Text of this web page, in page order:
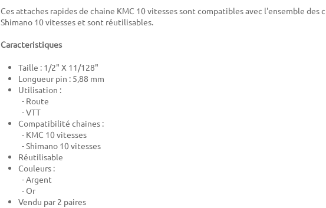
Ces attaches rapides de chaine KMC 10 vitesses sont compatibles avec l'ensemble des
Shimano 10 vitesses et sont réutilisables.
Caracteristiques
Taille : 1/2" X 11/128"
Longueur pin : 5,88 mm
Utilisation :
- Route
- VTT
Compatibilité chaines :
- KMC 10 vitesses
- Shimano 10 vitesses
Réutilisable
Couleurs :
- Argent
- Or
Vendu par 2 paires